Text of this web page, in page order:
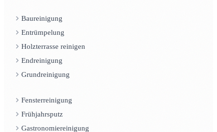
Baureinigung
Entrümpelung
Holzterrasse reinigen
Endreinigung
Grundreinigung
Fensterreinigung
Frühjahrsputz
Gastronomiereinigung